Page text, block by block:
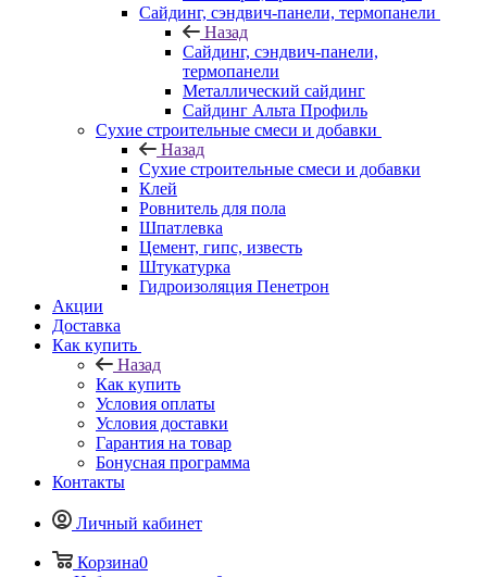
Cайдинг, сэндвич-панели, термопанели
Назад
Cайдинг, сэндвич-панели,
термопанели
Металлический сайдинг
Сайдинг Альта Профиль
Сухие строительные смеси и добавки
Назад
Сухие строительные смеси и добавки
Клей
Ровнитель для пола
Шпатлевка
Цемент, гипс, известь
Штукатурка
Гидроизоляция Пенетрон
Акции
Доставка
Как купить
Назад
Как купить
Условия оплаты
Условия доставки
Гарантия на товар
Бонусная программа
Контакты
Личный кабинет
Корзина0